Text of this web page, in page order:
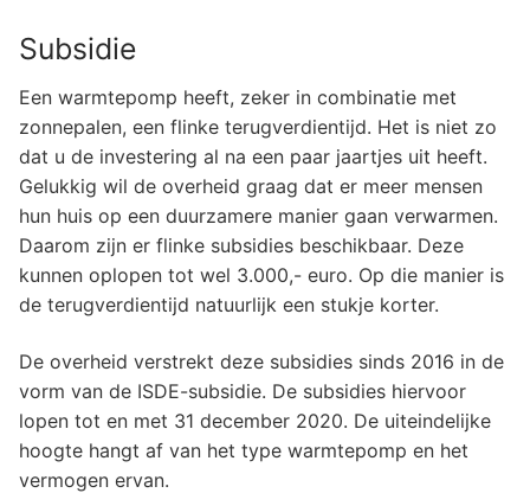
Subsidie
Een warmtepomp heeft, zeker in combinatie met
zonnepalen, een flinke terugverdientijd. Het is niet zo
dat u de investering al na een paar jaartjes uit heeft.
Gelukkig wil de overheid graag dat er meer mensen
hun huis op een duurzamere manier gaan verwarmen.
Daarom zijn er flinke subsidies beschikbaar. Deze
kunnen oplopen tot wel 3.000,- euro. Op die manier is
de terugverdientijd natuurlijk een stukje korter.
De overheid verstrekt deze subsidies sinds 2016 in de
vorm van de ISDE-subsidie. De subsidies hiervoor
lopen tot en met 31 december 2020. De uiteindelijke
hoogte hangt af van het type warmtepomp en het
vermogen ervan.